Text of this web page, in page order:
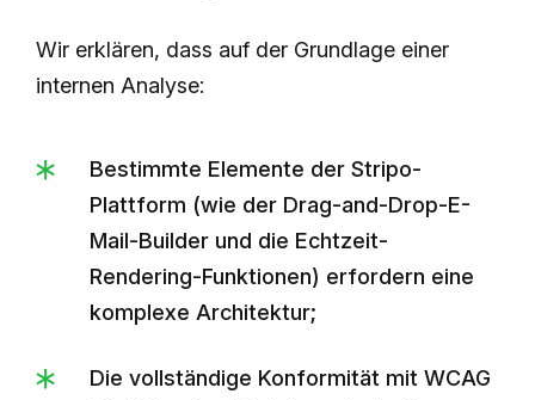
Wir erklären, dass auf der Grundlage einer
internen Analyse:
Bestimmte Elemente der Stripo-
Plattform (wie der Drag-and-Drop-E-
Mail-Builder und die Echtzeit-
Rendering-Funktionen) erfordern eine
komplexe Architektur;
Die vollständige Konformität mit WCAG